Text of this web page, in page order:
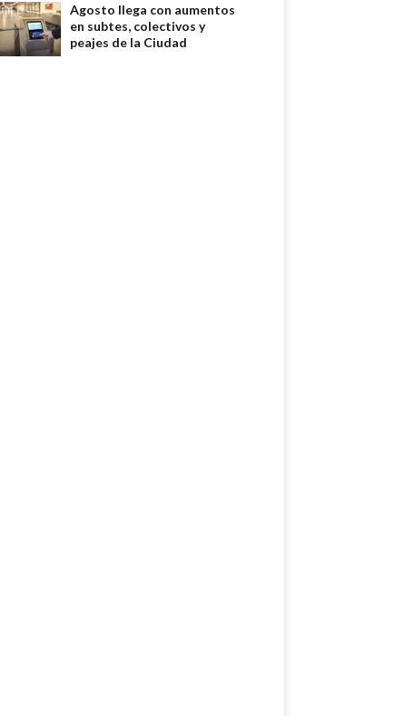
Agosto llega con aumentos
en subtes, colectivos y
peajes de la Ciudad